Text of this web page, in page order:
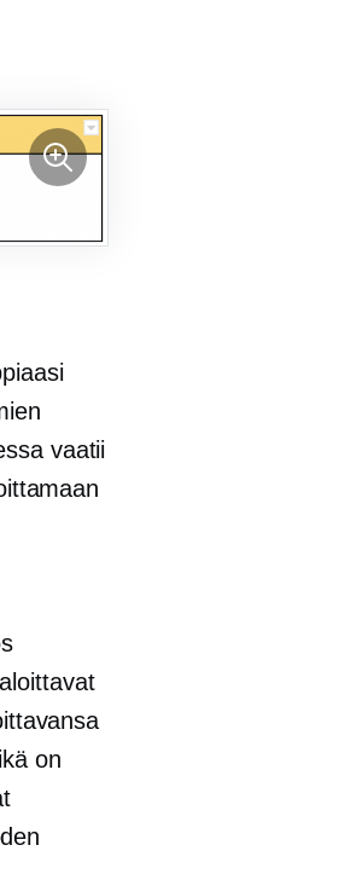
vaatii
on